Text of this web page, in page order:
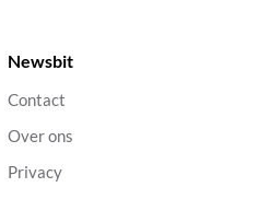
Newsbit
Contact
Over ons
Privacy